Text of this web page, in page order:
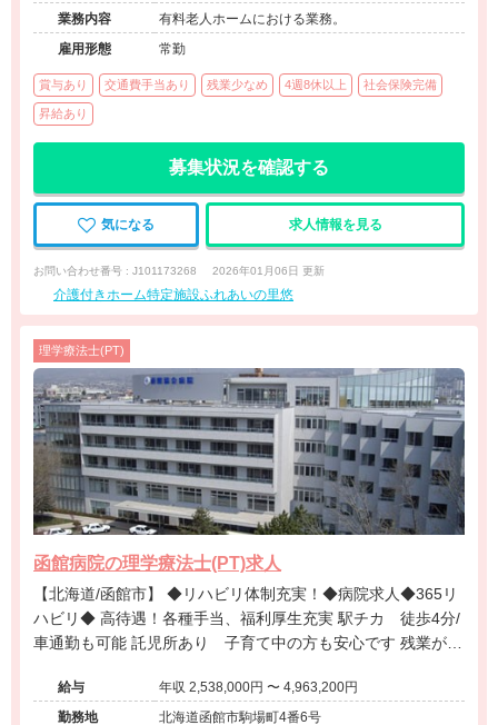
業務内容
有料老人ホームにおける業務。
雇用形態
常勤
賞与あり 交通費手当あり 残業少なめ 4週8休以上 社会保険完備
昇給あり
募集状況を確認する
気になる 求人情報を見る
お問い合わせ番号 : J101173268 2026年01月06日 更新
介護付きホーム特定施設ふれあいの里悠
理学療法士(PT)
函館病院の理学療法士(PT)求人
【北海道/函館市】 ◆リハビリ体制充実！◆病院求人◆365リ
ハビリ◆ 高待遇！各種手当、福利厚生充実 駅チカ 徒歩4分/
車通勤も可能 託児所あり 子育て中の方も安心です 残業が少
給与
年収 2,538,000円 〜 4,963,200円
勤務地
北海道函館市駒場町4番6号